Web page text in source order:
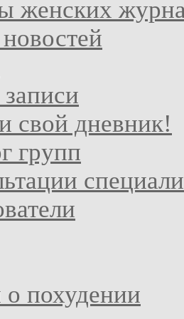
женских
свой дневник!
групп
о похудении